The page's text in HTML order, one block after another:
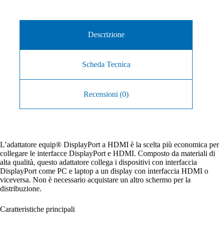
Descrizione
Scheda Tecnica
Recensioni (0)
L’adattatore equip® DisplayPort a HDMI è la scelta più economica per
collegare le interfacce DisplayPort e HDMI. Composto da materiali di
alta qualità, questo adattatore collega i dispositivi con interfaccia
DisplayPort come PC e laptop a un display con interfaccia HDMI o
viceversa. Non è necessario acquistare un altro schermo per la
distribuzione.
Caratteristiche principali